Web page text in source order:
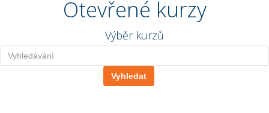
Otevřené kurzy
Výběr kurzů